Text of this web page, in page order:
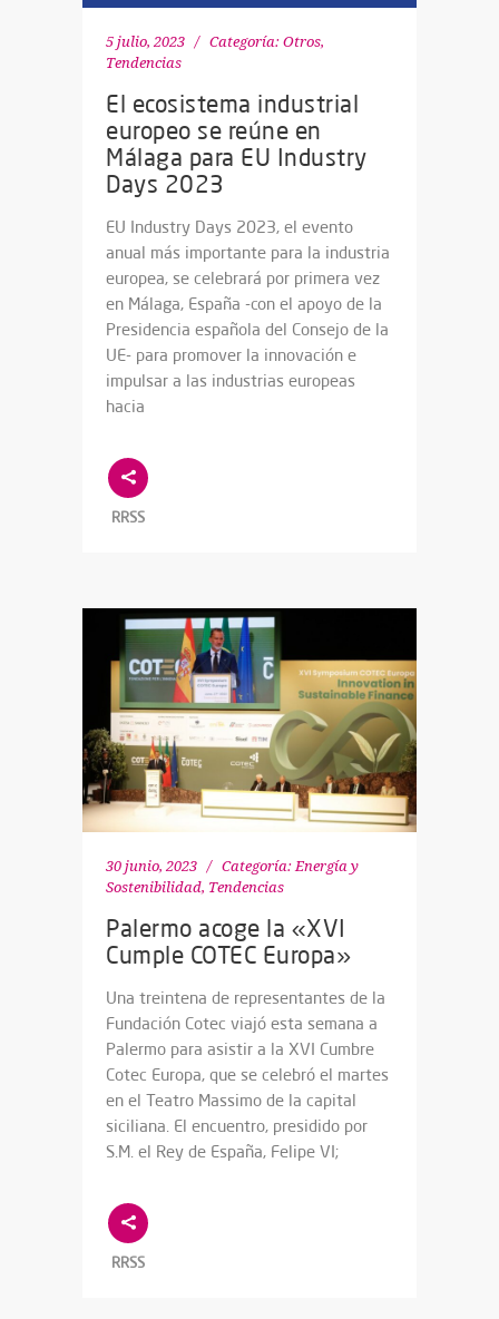
5 julio, 2023 Categoría: Otros,
Tendencias
El ecosistema industrial
europeo se reúne en
Málaga para EU Industry
Days 2023
EU Industry Days 2023, el evento
anual más importante para la industria
europea, se celebrará por primera vez
en Málaga, España -con el apoyo de la
Presidencia española del Consejo de la
UE- para promover la innovación e
impulsar a las industrias europeas
hacia
RRSS
30 junio, 2023 Categoría: Energía y
Sostenibilidad, Tendencias
Palermo acoge la «XVI
Cumple COTEC Europa»
Una treintena de representantes de la
Fundación Cotec viajó esta semana a
Palermo para asistir a la XVI Cumbre
Cotec Europa, que se celebró el martes
en el Teatro Massimo de la capital
siciliana. El encuentro, presidido por
S.M. el Rey de España, Felipe VI;
RRSS